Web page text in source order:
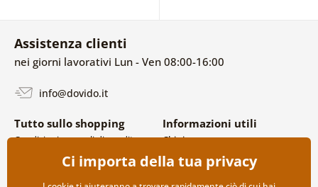
Assistenza clienti
nei giorni lavorativi Lun - Ven 08:00-16:00
info@dovido.it
Tutto sullo shopping
Condizioni generali di vendita e
Politica sulla privacy
Opzioni di spedizione e
Informazioni utili
Chi siamo
FAQ
Contatti
Collaborazione all’ingrosso
Ci importa della tua privacy